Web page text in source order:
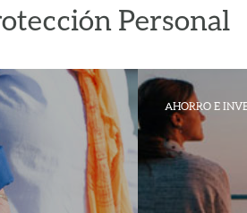
Personal
AHORRO E